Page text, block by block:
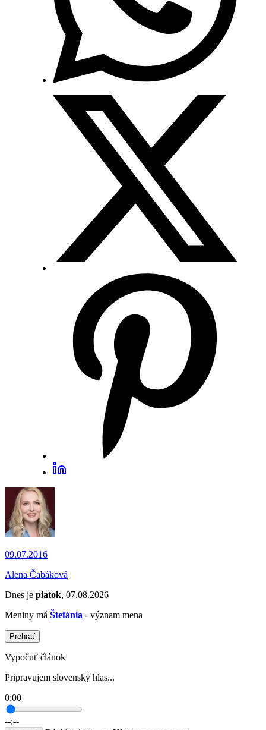
09.07.2016
Alena Čabáková
Dnes je piatok, 07.08.2026
Meniny má Štefánia - význam mena
Prehrať
Vypočuť článok
Pripravujem slovenský hlas...
0:00
--:--